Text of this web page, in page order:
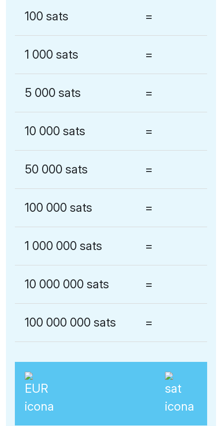
100 sats =
1 000 sats =
5 000 sats =
10 000 sats =
50 000 sats =
100 000 sats =
1 000 000 sats =
10 000 000 sats =
100 000 000 sats =